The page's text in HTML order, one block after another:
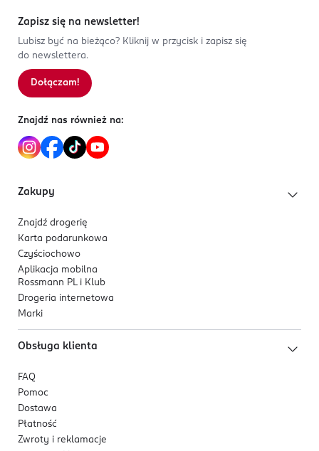
Zapisz się na newsletter!
Lubisz być na bieżąco? Kliknij w przycisk i zapisz się
do newslettera.
Dołączam!
Znajdź nas również na:
Zakupy
Znajdź drogerię
Karta podarunkowa
Czyściochowo
Aplikacja mobilna
Rossmann PL i Klub
Drogeria internetowa
Marki
Obsługa klienta
FAQ
Pomoc
Dostawa
Płatność
Zwroty i reklamacje